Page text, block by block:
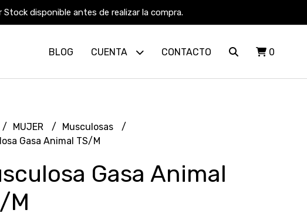
disponible antes de realizar la compra.
BLOG CUENTA CONTACTO 0
MUJER
Musculosas
Gasa Animal TS/M
Gasa Animal
M